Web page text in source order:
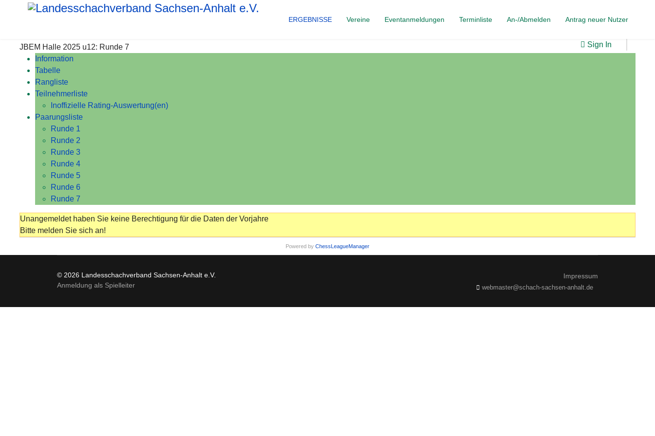
ERGEBNISSE Vereine Eventanmeldungen Terminliste An-/Abmelden Antrag neuer Nutzer
Sign In
JBEM Halle 2025 u12: Runde 7
Information
Tabelle
Rangliste
Teilnehmerliste
Inoffizielle Rating-Auswertung(en)
Paarungsliste
Runde 1
Runde 2
Runde 3
Runde 4
Runde 5
Runde 6
Runde 7
Unangemeldet haben Sie keine Berechtigung für die Daten der Vorjahre
Bitte melden Sie sich an!
Powered by ChessLeagueManager
© 2026 Landesschachverband Sachsen-Anhalt e.V.
Anmeldung als Spielleiter
Impressum
webmaster@schach-sachsen-anhalt.de